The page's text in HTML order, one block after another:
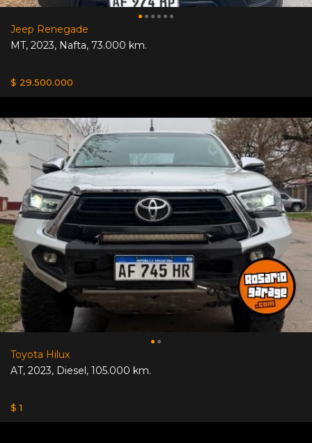
Jeep Renegade
MT, 2023, Nafta, 73.000 km.
$ 29.500.000
Toyota Hilux
AT, 2023, Diesel, 105.000 km.
$ 1